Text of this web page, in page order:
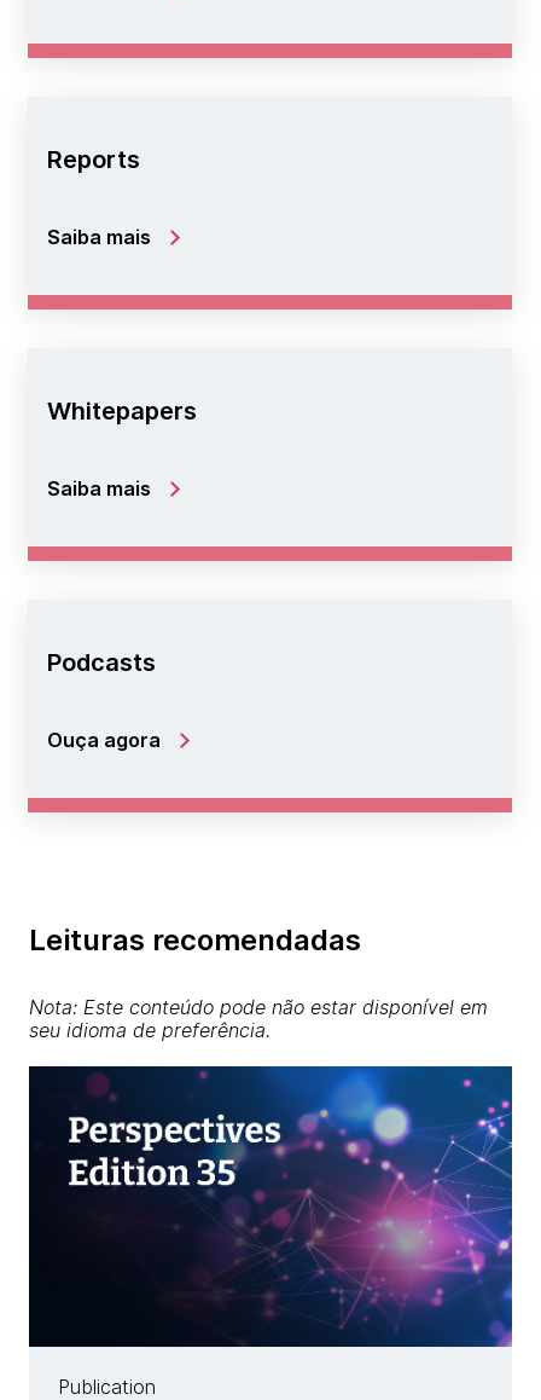
Reports
Saiba mais
Whitepapers
Saiba mais
Podcasts
Ouça agora
Leituras recomendadas
Nota: Este conteúdo pode não estar disponível em
seu idioma de preferência.
Publication